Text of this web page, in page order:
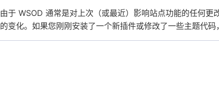
由于 WSOD 通常是对上次（或最近）影响站点功能的任何
的变化。如果您刚刚安装了一个新插件或修改了一些主题代